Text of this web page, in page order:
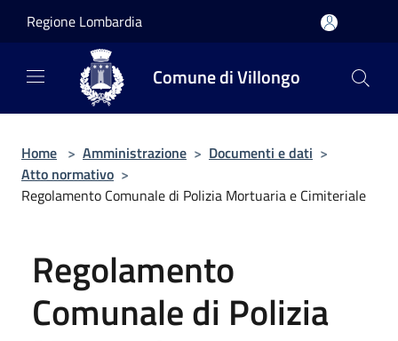
Regione Lombardia
Comune di Villongo
Home > Amministrazione > Documenti e dati >
Atto normativo >
Regolamento Comunale di Polizia Mortuaria e Cimiteriale
Regolamento
Comunale di Polizia